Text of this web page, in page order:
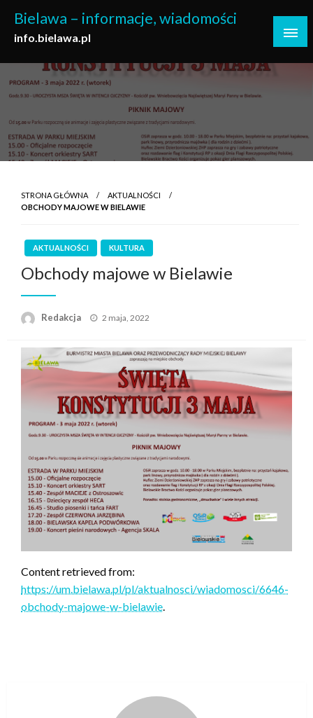
content
Bielawa – informacje, wiadomości
info.bielawa.pl
STRONA GŁÓWNA
AKTUALNOŚCI
OBCHODY MAJOWE W BIELAWIE
AKTUALNOŚCI KULTURA
Obchody majowe w Bielawie
Redakcja
Opublikowane
2 maja, 2022
Content retrieved from:
https://um.bielawa.pl/pl/aktualnosci/wiadomosci/6646-
obchody-majowe-w-bielawie.